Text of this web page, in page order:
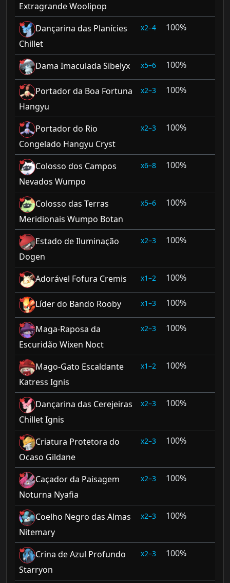
Extragrande Woolipop
Dançarina das Planícies
Chillet
2–4 100%
Dama Imaculada Sibelyx 5–6 100%
Portador da Boa Fortuna
Hangyu
2–3 100%
Portador do Rio
Congelado Hangyu Cryst
2–3 100%
Colosso dos Campos
Nevados Wumpo
6–8 100%
Colosso das Terras
Meridionais Wumpo Botan
5–6 100%
Estado de Iluminação
Dogen
2–3 100%
Adorável Fofura Cremis 1–2 100%
Líder do Bando Rooby 1–3 100%
Maga-Raposa da
Escuridão Wixen Noct
2–3 100%
Mago-Gato Escaldante
Katress Ignis
1–2 100%
Dançarina das Cerejeiras
Chillet Ignis
2–3 100%
Criatura Protetora do
Ocaso Gildane
2–3 100%
Caçador da Paisagem
Noturna Nyafia
2–3 100%
Coelho Negro das Almas
Nitemary
2–3 100%
Crina de Azul Profundo
Starryon
2–3 100%